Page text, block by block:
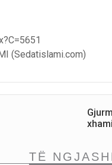
(Sedatislami.com)
TË